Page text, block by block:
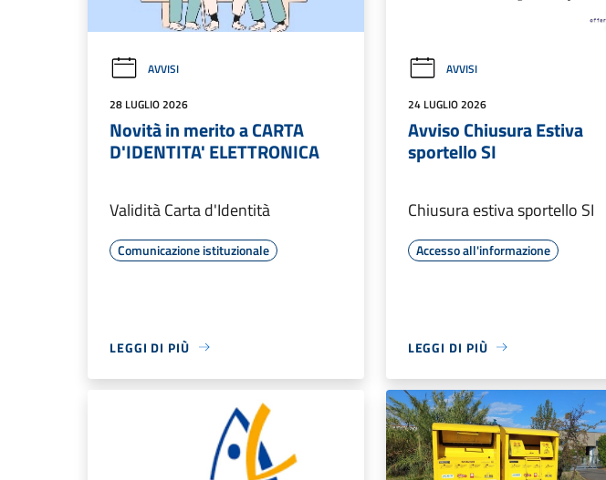
AVVISI
28 LUGLIO 2026
Novità in merito a CARTA
D'IDENTITA' ELETTRONICA
Validità Carta d'Identità
Comunicazione istituzionale
LEGGI DI PIÙ
AVVISI
24 LUGLIO 2026
Avviso Chiusura Estiva
sportello SI
Chiusura estiva sportello SI
Accesso all'informazione
LEGGI DI PIÙ